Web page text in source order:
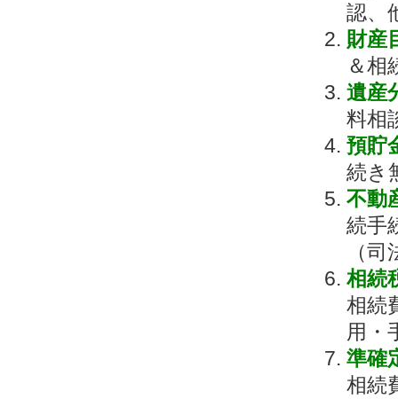
認、
財産
＆相
遺産
料相
預貯
続き
不動
続手
（
相続
相続
用・
準確
相続